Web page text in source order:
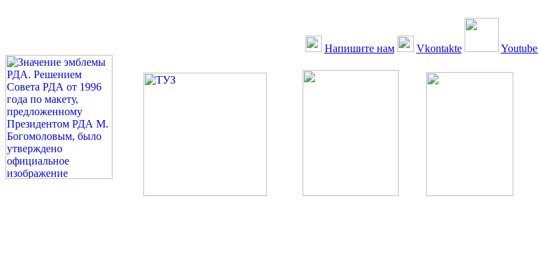
Напишите нам Vkontakte Youtube